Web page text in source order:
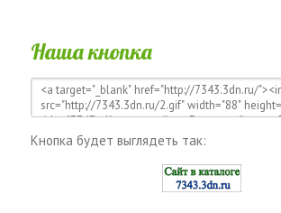
Наша кнопка
Кнопка будет выглядеть так: